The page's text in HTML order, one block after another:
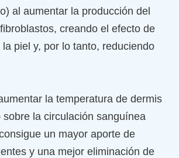
al aumentar la producción del
creando el efecto de
piel y, por lo tanto, reduciendo
la temperatura de dermis
la circulación sanguínea
un mayor aporte de
y una mejor eliminación de